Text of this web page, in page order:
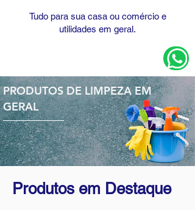
Tudo para sua casa ou comércio e
utilidades em geral.
PRODUTOS DE LIMPEZA EM
GERAL
Produtos em Destaque